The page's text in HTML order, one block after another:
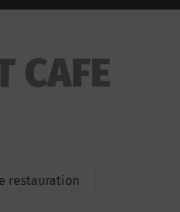
CAFE
restauration